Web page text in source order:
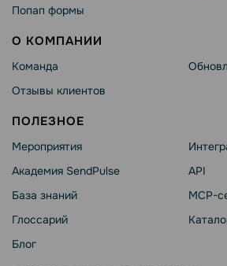
Попап формы
О КОМПАНИИ
Команда
Отзывы клиентов
ПОЛЕЗНОЕ
Мероприятия
Академия SendPulse
База знаний
Глоссарий
Блог
API
MCP-